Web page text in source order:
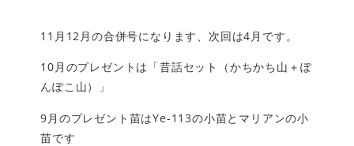
11月12月の合併号になります、次回は4月です。
10月のプレゼントは「昔話セット（かちかち山＋ぽ
んぽこ山）」
9月のプレゼント苗はYe-113の小苗とマリアンの小
苗です